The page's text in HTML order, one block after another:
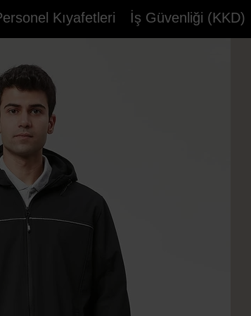
Kıyafetleri İş Güvenliği (KKD)